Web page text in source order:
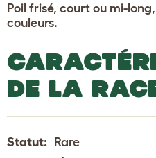
Poil frisé, court ou mi-
couleurs.
DE LA
Statut: Rare